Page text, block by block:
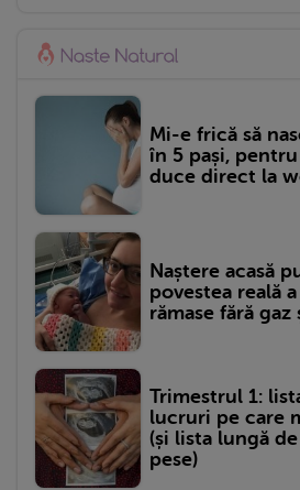
Mi-e frică să
în 5 pași,
duce direct la
Naștere acasă
povestea reală
rămase fără
Trimestrul 1:
lucruri pe care
(și lista lungă
pese)